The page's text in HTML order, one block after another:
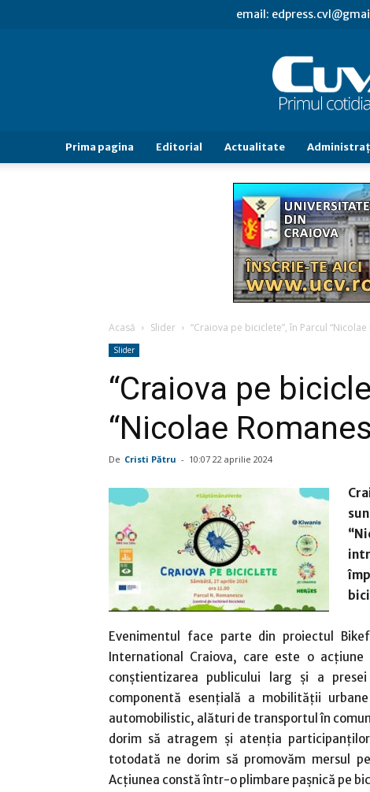
email:
Prima pagina Editorial Actualitate
Acasă Slider “Craiova pe biciclete”, în Parcul “Nicolae
Slider
“Craiova pe
“Nicolae
De Cristi Pătru - 10:07 22 aprilie 2024
Evenimentul face parte din proiectul
International Craiova, care este o
conştientizarea publicului larg şi a
componentă esențială a mobilității
automobilistic, alături de transportul în
dorim să atragem și atenţia
totodată ne dorim să promovăm mersul
Acţiunea constă într-o plimbare paşnică pe